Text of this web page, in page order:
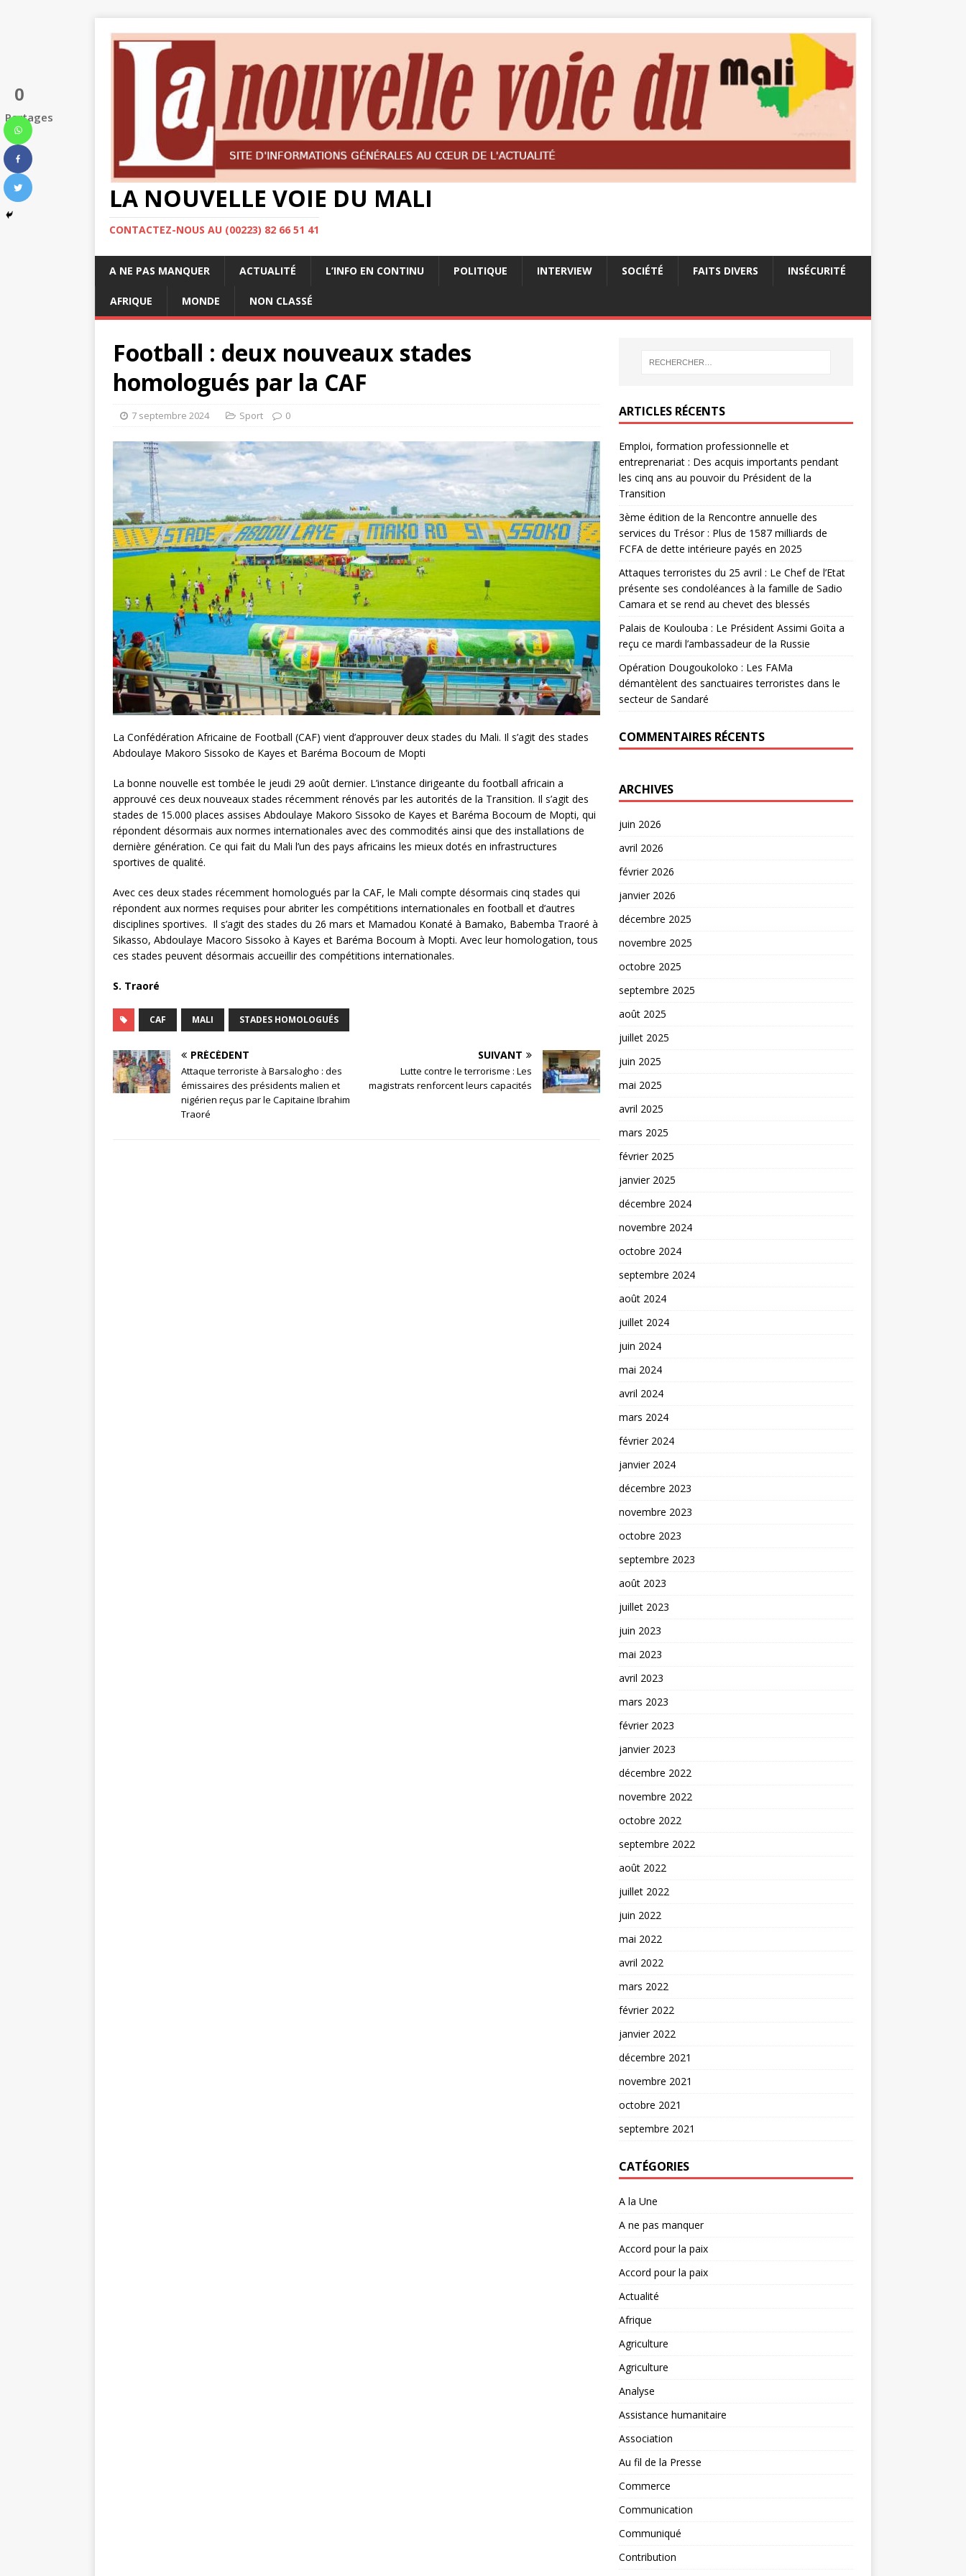
LA NOUVELLE VOIE DU MALI
CONTACTEZ-NOUS AU (00223) 82 66 51 41
A NE PAS MANQUER ACTUALITÉ L’INFO EN CONTINU POLITIQUE INTERVIEW SOCIÉTÉ FAITS DIVERS INSÉCURITÉ
AFRIQUE MONDE NON CLASSÉ
Football : deux nouveaux stades
homologués par la CAF
7 septembre 2024 Sport 0
La Confédération Africaine de Football (CAF) vient d’approuver deux stades du Mali. Il s’agit des stades
Abdoulaye Makoro Sissoko de Kayes et Baréma Bocoum de Mopti
La bonne nouvelle est tombée le jeudi 29 août dernier. L’instance dirigeante du football africain a
approuvé ces deux nouveaux stades récemment rénovés par les autorités de la Transition. Il s’agit des
stades de 15.000 places assises Abdoulaye Makoro Sissoko de Kayes et Baréma Bocoum de Mopti, qui
répondent désormais aux normes internationales avec des commodités ainsi que des installations de
dernière génération. Ce qui fait du Mali l’un des pays africains les mieux dotés en infrastructures
sportives de qualité.
Avec ces deux stades récemment homologués par la CAF, le Mali compte désormais cinq stades qui
répondent aux normes requises pour abriter les compétitions internationales en football et d’autres
disciplines sportives. Il s’agit des stades du 26 mars et Mamadou Konaté à Bamako, Babemba Traoré à
Sikasso, Abdoulaye Macoro Sissoko à Kayes et Baréma Bocoum à Mopti. Avec leur homologation, tous
ces stades peuvent désormais accueillir des compétitions internationales.
S. Traoré
0
Partages
CAF MALI STADES HOMOLOGUÉS
PRÉCÉDENT
Attaque terroriste à Barsalogho : des
émissaires des présidents malien et
nigérien reçus par le Capitaine Ibrahim
Traoré
SUIVANT
Lutte contre le terrorisme : Les
magistrats renforcent leurs capacités
ARTICLES RÉCENTS
Emploi, formation professionnelle et
entreprenariat : Des acquis importants pendant
les cinq ans au pouvoir du Président de la
Transition
3ème édition de la Rencontre annuelle des
services du Trésor : Plus de 1587 milliards de
FCFA de dette intérieure payés en 2025
Attaques terroristes du 25 avril : Le Chef de l’Etat
présente ses condoléances à la famille de Sadio
Camara et se rend au chevet des blessés
Palais de Koulouba : Le Président Assimi Goïta a
reçu ce mardi l’ambassadeur de la Russie
Opération Dougoukoloko : Les FAMa
démantèlent des sanctuaires terroristes dans le
secteur de Sandaré
COMMENTAIRES RÉCENTS
ARCHIVES
juin 2026
avril 2026
février 2026
janvier 2026
décembre 2025
novembre 2025
octobre 2025
septembre 2025
août 2025
juillet 2025
juin 2025
mai 2025
avril 2025
mars 2025
février 2025
janvier 2025
décembre 2024
novembre 2024
octobre 2024
septembre 2024
août 2024
juillet 2024
juin 2024
mai 2024
avril 2024
mars 2024
février 2024
janvier 2024
décembre 2023
novembre 2023
octobre 2023
septembre 2023
août 2023
juillet 2023
juin 2023
mai 2023
avril 2023
mars 2023
février 2023
janvier 2023
décembre 2022
novembre 2022
octobre 2022
septembre 2022
août 2022
juillet 2022
juin 2022
mai 2022
avril 2022
mars 2022
février 2022
janvier 2022
décembre 2021
novembre 2021
octobre 2021
septembre 2021
CATÉGORIES
A la Une
A ne pas manquer
Accord pour la paix
Accord pour la paix
Actualité
Afrique
Agriculture
Agriculture
Analyse
Assistance humanitaire
Association
Au fil de la Presse
Commerce
Communication
Communiqué
Contribution